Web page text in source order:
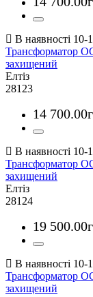
Трансформатор
захищений
Елтіз
28123
14 700.00
Трансформатор
захищений
Елтіз
28124
19 500.00
Трансформатор
захищений